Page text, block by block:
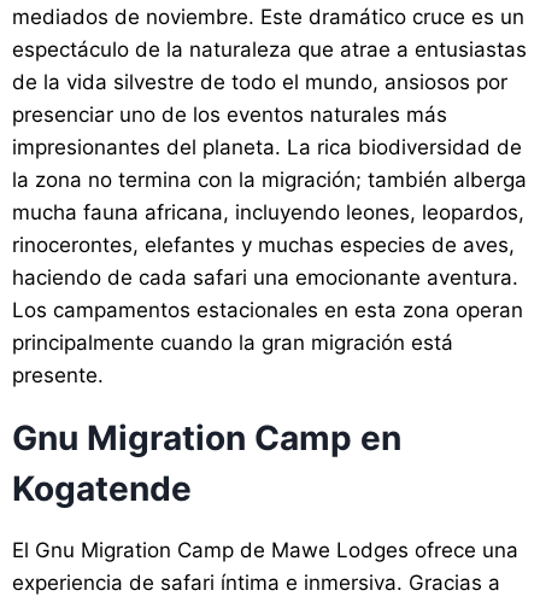
mediados de noviembre. Este dramático cruce es un
espectáculo de la naturaleza que atrae a entusiastas
de la vida silvestre de todo el mundo, ansiosos por
presenciar uno de los eventos naturales más
impresionantes del planeta. La rica biodiversidad de
la zona no termina con la migración; también alberga
mucha fauna africana, incluyendo leones, leopardos,
rinocerontes, elefantes y muchas especies de aves,
haciendo de cada safari una emocionante aventura.
Los campamentos estacionales en esta zona operan
principalmente cuando la gran migración está
presente.
Gnu Migration Camp en
Kogatende
El Gnu Migration Camp de Mawe Lodges ofrece una
experiencia de safari íntima e inmersiva. Gracias a